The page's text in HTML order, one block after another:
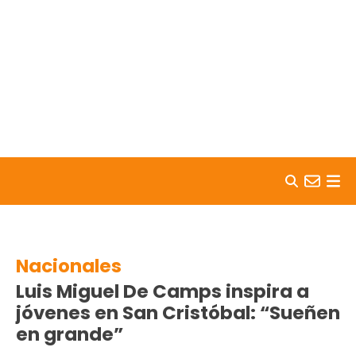
Nacionales
Luis Miguel De Camps inspira a
jóvenes en San Cristóbal: “Sueñen
en grande”